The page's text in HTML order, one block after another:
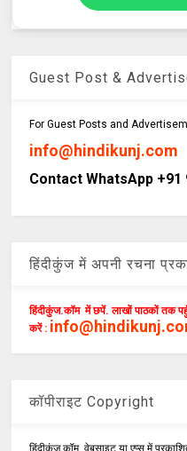
Guest Post &
For Guest Posts and
info@hindikunj.com
Contact WhatsApp +91
हिंदीकुंज में अपनी रचना
हिंदीकुंज.कॉम में छपें. लाखों पाठकों तक
करें :
कॉपीराइट Copyright
हिंदीकुंज.कॉम, वेबसाइट या एप्स में